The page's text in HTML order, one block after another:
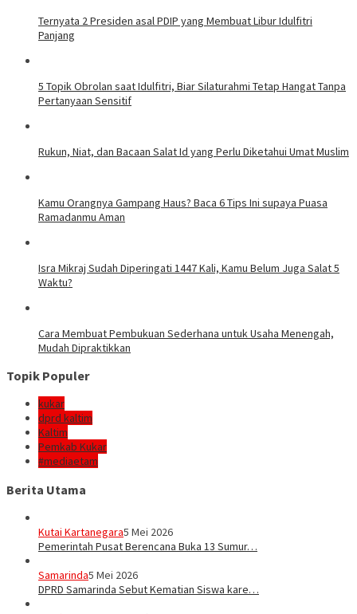
Ternyata 2 Presiden asal PDIP yang Membuat Libur Idulfitri
Panjang
5 Topik Obrolan saat Idulfitri, Biar Silaturahmi Tetap Hangat Tanpa
Pertanyaan Sensitif
Rukun, Niat, dan Bacaan Salat Id yang Perlu Diketahui Umat Muslim
Kamu Orangnya Gampang Haus? Baca 6 Tips Ini supaya Puasa
Ramadanmu Aman
Isra Mikraj Sudah Diperingati 1447 Kali, Kamu Belum Juga Salat 5
Waktu?
Cara Membuat Pembukuan Sederhana untuk Usaha Menengah,
Mudah Dipraktikkan
Topik Populer
kukar
dprd kaltim
Kaltim
Pemkab Kukar
#mediaetam
Berita Utama
Kutai Kartanegara5 Mei 2026
Pemerintah Pusat Berencana Buka 13 Sumur…
Samarinda5 Mei 2026
DPRD Samarinda Sebut Kematian Siswa kare…